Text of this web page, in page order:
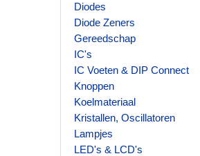
Diodes
Diode Zeners
Gereedschap
IC's
IC Voeten & DIP Connect
Knoppen
Koelmateriaal
Kristallen, Oscillatoren
Lampjes
LED's & LCD's